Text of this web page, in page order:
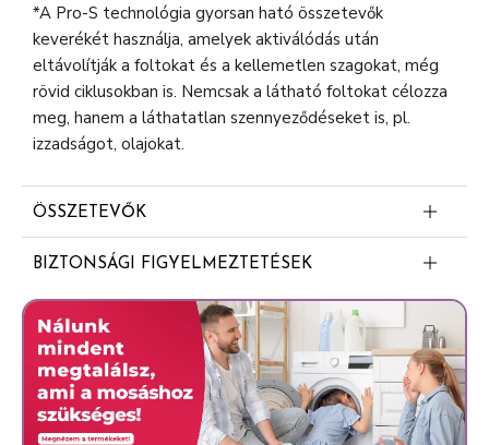
*A Pro-S technológia gyorsan ható összetevők
keverékét használja, amelyek aktiválódás után
eltávolítják a foltokat és a kellemetlen szagokat, még
rövid ciklusokban is. Nemcsak a látható foltokat célozza
meg, hanem a láthatatlan szennyeződéseket is, pl.
izzadságot, olajokat.
ÖSSZETEVŐK
5-15%: anionos felületaktív anyagok
illatanyag, polikarboxilátok, foszfonátok, enzimek,
Alpha-Isomethyl Ionone, Amyl Salicylate,
Citronellol, Citrus Aurantium Peel Oil, Coumarin,
Hexyl Cinnamal, Tetramethyl
Acetyloctahydronaphthalenes, Benzisothiazolinone
BIZTONSÁGI FIGYELMEZTETÉSEK
FIGYELEM Súlyos szemirritációt okoz. Tetramethyl
acetyloctahydronaphthalenes-t, Hexyl cinnamal-t,
Benzisothiazolinone-t, Isoeugenol-t tartalmaz. Allergiás
reakciót válthat ki. Gyermekektől elzárva tartandó.
SZEMBE KERÜLÉS ESETÉN: Több percig tartó óvatos
öblítés vízzel. Adott esetben a kontaktlencsék